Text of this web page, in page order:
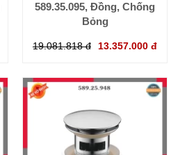
589.35.095, Đồng, Chống
Bỏng
19.081.818 đ 13.357.000 đ